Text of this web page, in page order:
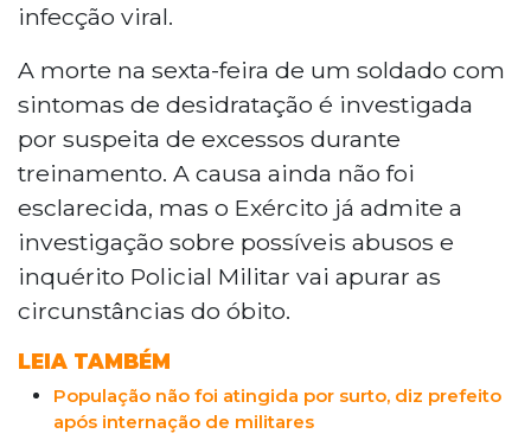
infecção viral.
A morte na sexta-feira de um soldado com
sintomas de desidratação é investigada
por suspeita de excessos durante
treinamento. A causa ainda não foi
esclarecida, mas o Exército já admite a
investigação sobre possíveis abusos e
inquérito Policial Militar vai apurar as
circunstâncias do óbito.
LEIA TAMBÉM
População não foi atingida por surto, diz prefeito
após internação de militares